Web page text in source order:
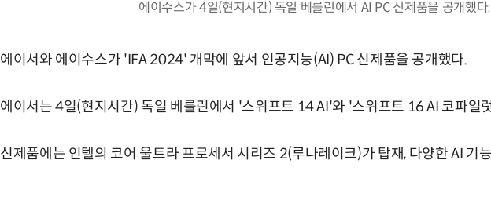
에이수스가 4일(현지시간) 독일 베를린에서 AI PC 신제품을 공개했다.
에이서와 에이수스가 'IFA 2024' 개막에 앞서 인공지능(AI) PC 신제품을 공개했다.
에이서는 4일(현지시간) 독일 베를린에서 '스위프트 14 AI'와 '스위프트 16 AI 코파일
신제품에는 인텔의 코어 울트라 프로세서 시리즈 2(루나레이크)가 탑재, 다양한 AI 기